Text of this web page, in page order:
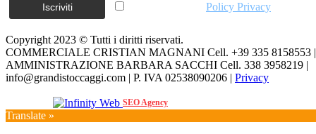
Policy Privacy
Copyright 2023 © Tutti i diritti riservati.
COMMERCIALE CRISTIAN MAGNANI Cell. +39 335 8158553 |
AMMINISTRAZIONE BARBARA SACCHI Cell. 338 3958219 |
info@grandistoccaggi.com | P. IVA 02538090206 | Privacy
SEO Agency
Translate »